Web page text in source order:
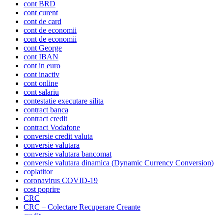
cont BRD
cont curent
cont de card
cont de economii
cont de economii
cont George
cont IBAN
cont in euro
cont inactiv
cont online
cont salariu
contestatie executare silita
contract banca
contract credit
contract Vodafone
conversie credit valuta
conversie valutara
conversie valutara bancomat
conversie valutara dinamica (Dynamic Currency Conversion)
coplatitor
coronavirus COVID-19
cost poprire
CRC
CRC – Colectare Recuperare Creante